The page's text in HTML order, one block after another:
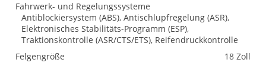
Fahrwerk- und Regelungssysteme
Antiblockiersystem (ABS), Antischlupfregelung (ASR),
Elektronisches Stabilitäts-Programm (ESP),
Traktionskontrolle (ASR/CTS/ETS), Reifendruckkontrolle
Felgengröße
18 Zoll